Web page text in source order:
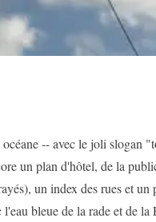
-- avec le joli slogan
un plan d'hôtel, de la
un index des rues et un
bleue de la rade et de la